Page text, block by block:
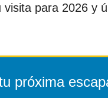
para 2026 y
próxima